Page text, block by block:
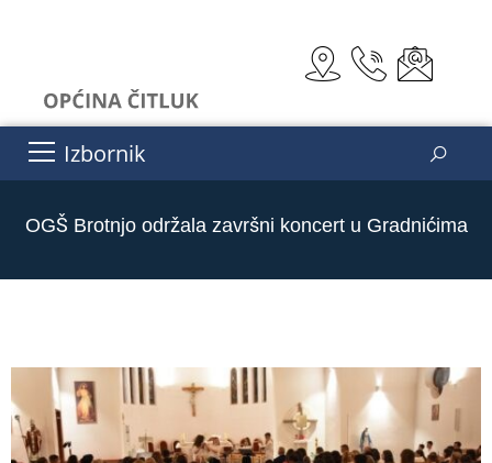
Izbornik
OGŠ Brotnjo održala završni koncert u Gradnićima